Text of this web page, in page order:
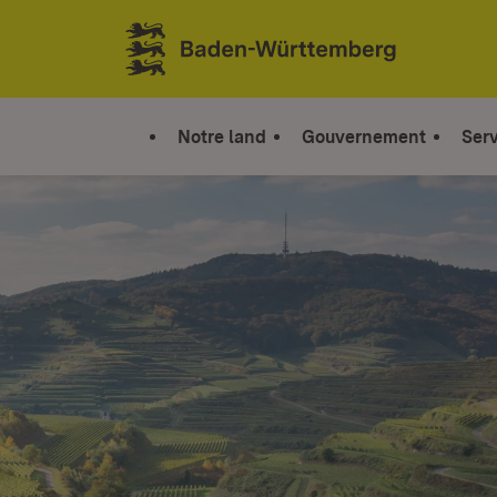
Sauter au contenu
Link zur Startseite
Notre land Gouvernement